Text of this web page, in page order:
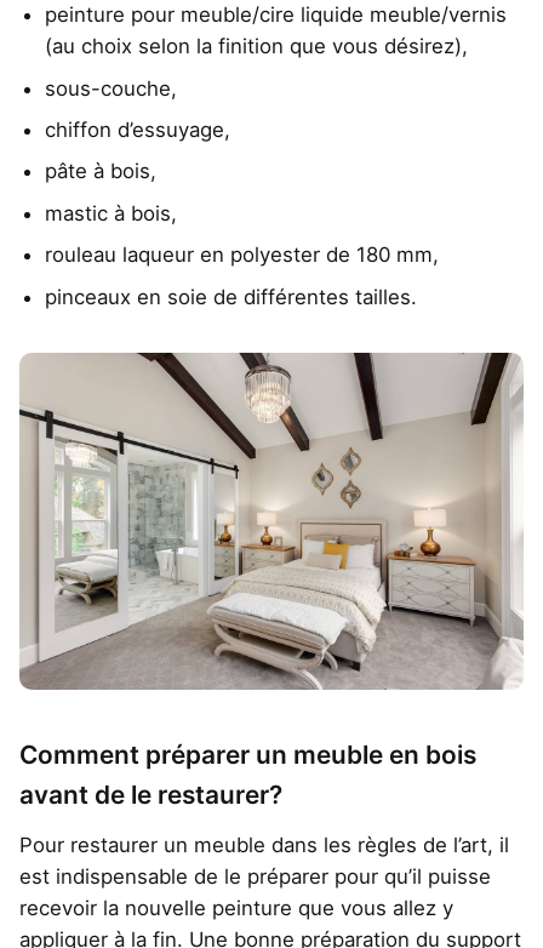
peinture pour meuble/cire liquide meuble/vernis
(au choix selon la finition que vous désirez),
sous-couche,
chiffon d’essuyage,
pâte à bois,
mastic à bois,
rouleau laqueur en polyester de 180 mm,
pinceaux en soie de différentes tailles.
Comment préparer un meuble en bois
avant de le restaurer?
Pour restaurer un meuble dans les règles de l’art, il
est indispensable de le préparer pour qu’il puisse
recevoir la nouvelle peinture que vous allez y
appliquer à la fin. Une bonne préparation du support